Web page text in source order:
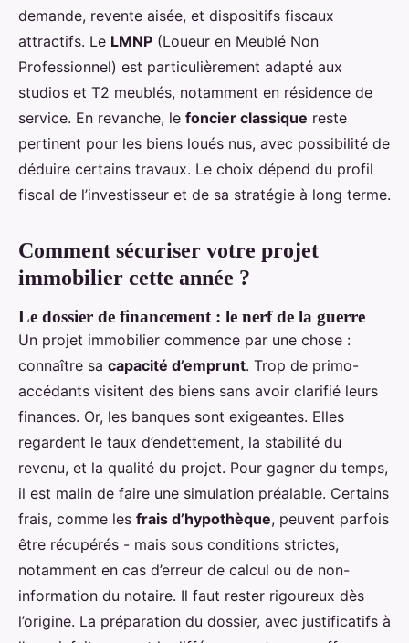
demande, revente aisée, et dispositifs fiscaux
attractifs. Le LMNP (Loueur en Meublé Non
Professionnel) est particulièrement adapté aux
studios et T2 meublés, notamment en résidence de
service. En revanche, le foncier classique reste
pertinent pour les biens loués nus, avec possibilité de
déduire certains travaux. Le choix dépend du profil
fiscal de l’investisseur et de sa stratégie à long terme.
Comment sécuriser votre projet
immobilier cette année ?
Le dossier de financement : le nerf de la guerre
Un projet immobilier commence par une chose :
connaître sa capacité d’emprunt. Trop de primo-
accédants visitent des biens sans avoir clarifié leurs
finances. Or, les banques sont exigeantes. Elles
regardent le taux d’endettement, la stabilité du
revenu, et la qualité du projet. Pour gagner du temps,
il est malin de faire une simulation préalable. Certains
frais, comme les frais d’hypothèque, peuvent parfois
être récupérés - mais sous conditions strictes,
notamment en cas d’erreur de calcul ou de non-
information du notaire. Il faut rester rigoureux dès
l’origine. La préparation du dossier, avec justificatifs à